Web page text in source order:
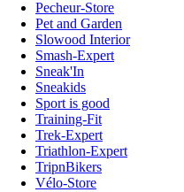
Pecheur-Store
Pet and Garden
Slowood Interior
Smash-Expert
Sneak'In
Sneakids
Sport is good
Training-Fit
Trek-Expert
Triathlon-Expert
TripnBikers
Vélo-Store